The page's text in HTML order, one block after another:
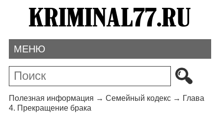
МЕНЮ
Полезная информация → Семейный кодекс→ Глава
4. Прекращение брака